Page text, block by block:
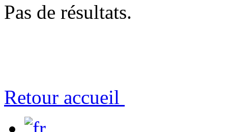
Pas de résultats.
Retour accueil